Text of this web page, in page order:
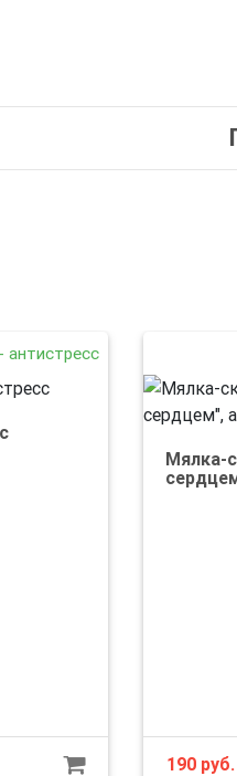
Мялка-
190 руб.